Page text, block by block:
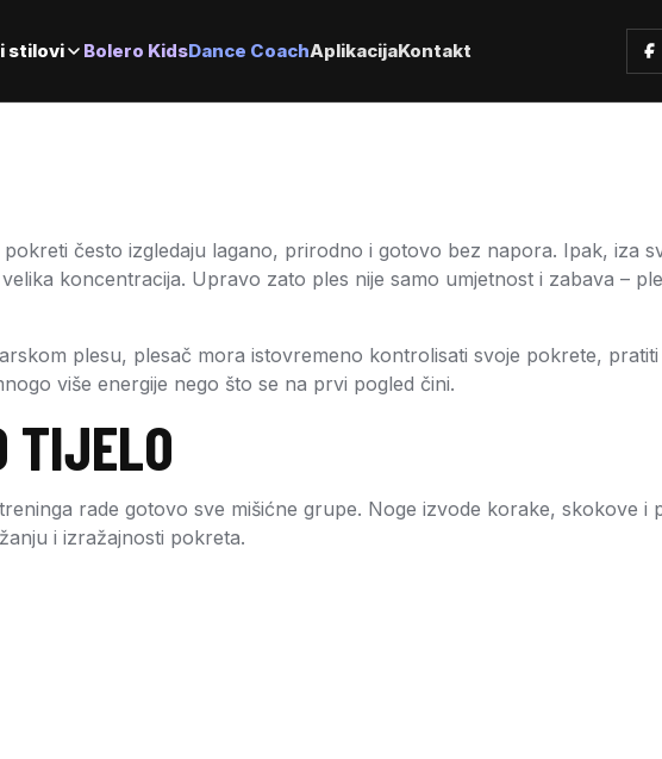
stilovi Bolero KidsDance CoachAplikacijaKontakt
često izgledaju lagano, prirodno i gotovo bez napora. Ipak, iza
koncentracija. Upravo zato ples nije samo umjetnost i zabava –
plesu, plesač mora istovremeno kontrolisati svoje pokrete,
više energije nego što se na prvi pogled čini.
TIJELO
rade gotovo sve mišićne grupe. Noge izvode korake, skokove i
i izražajnosti pokreta.